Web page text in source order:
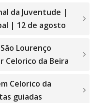
da Juventude |
| 12 de agosto
Lourenço
Celorico da Beira
Celorico da
guiadas